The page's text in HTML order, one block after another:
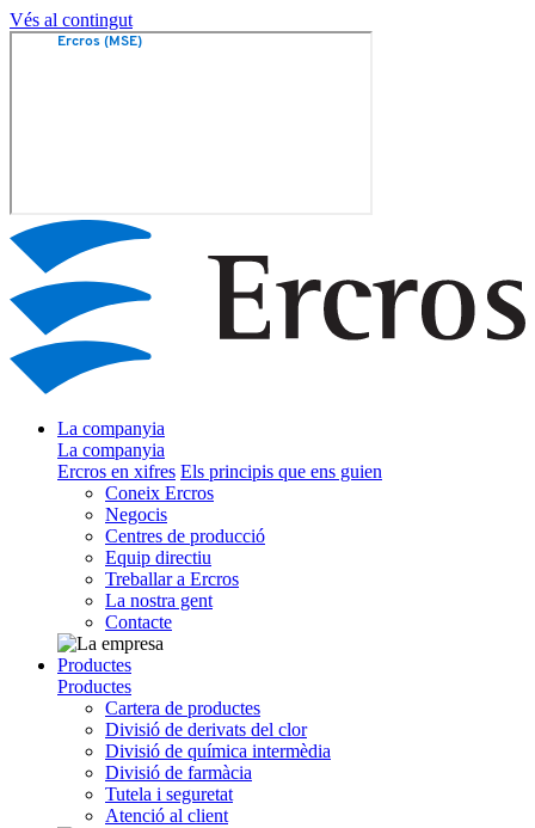
Vés al contingut
La companyia
La companyia
Ercros en xifres Els principis que ens guien
Coneix Ercros
Negocis
Centres de producció
Equip directiu
Treballar a Ercros
La nostra gent
Contacte
Productes
Productes
Cartera de productes
Divisió de derivats del clor
Divisió de química intermèdia
Divisió de farmàcia
Tutela i seguretat
Atenció al client